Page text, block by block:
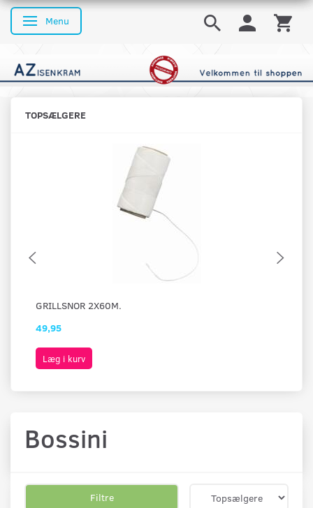
Skifte navigation
Menu
TOPSÆLGERE
GRILLSNOR 2X60M.
49,95
Læg i kurv
Bossini
Filtre